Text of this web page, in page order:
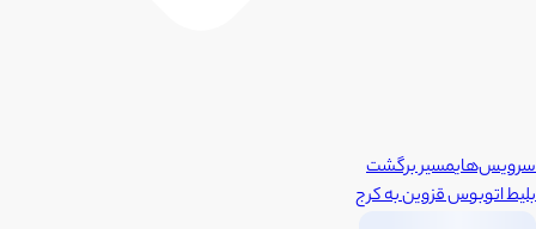
سرویس‌هایمسیر برگشت
بلیط اتوبوسقزوینبهکرج